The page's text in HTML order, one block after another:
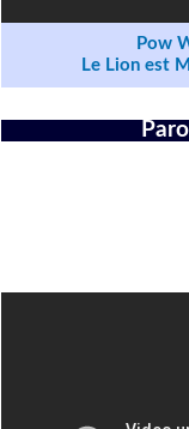
Pow
Le Lion est